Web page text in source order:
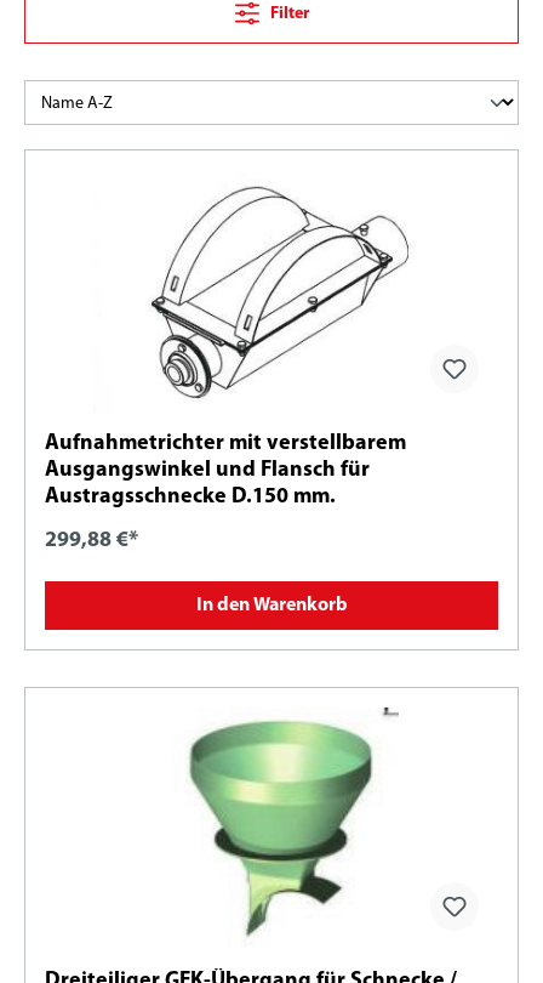
Filter
Aufnahmetrichter mit verstellbarem
Ausgangswinkel und Flansch für
Austragsschnecke D.150 mm.
299,88 €*
In den Warenkorb